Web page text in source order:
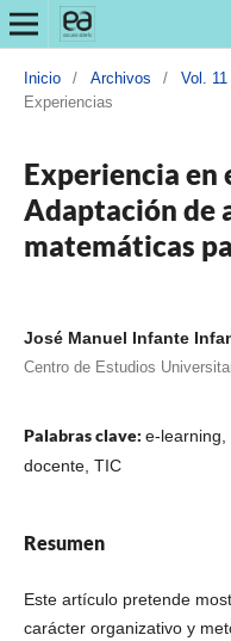
Inicio / Archivos / Vol.
Experiencias
Experiencia en
Adaptación de
matemáticas
José Manuel Infante
Centro de Estudios
Palabras clave: e-learning,
docente, TIC
Resumen
Este artículo pretende
carácter organizativo y